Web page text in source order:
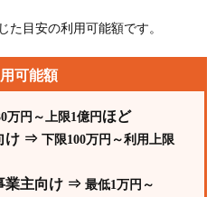
た目安の利用可能額です。
可能額
万円～上限1億円 ほど
け ⇒ 下限100万円～利用上限
業主向け ⇒ 最低1万円～